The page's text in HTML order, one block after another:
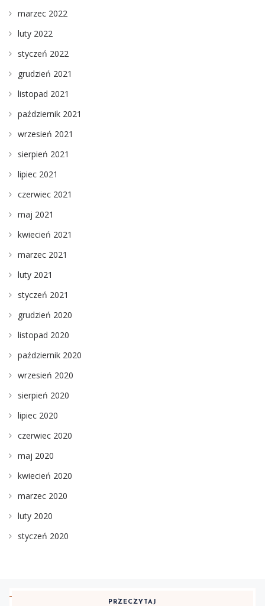
marzec 2022
luty 2022
styczeń 2022
grudzień 2021
listopad 2021
październik 2021
wrzesień 2021
sierpień 2021
lipiec 2021
czerwiec 2021
maj 2021
kwiecień 2021
marzec 2021
luty 2021
styczeń 2021
grudzień 2020
listopad 2020
październik 2020
wrzesień 2020
sierpień 2020
lipiec 2020
czerwiec 2020
maj 2020
kwiecień 2020
marzec 2020
luty 2020
styczeń 2020
PRZECZYTAJ